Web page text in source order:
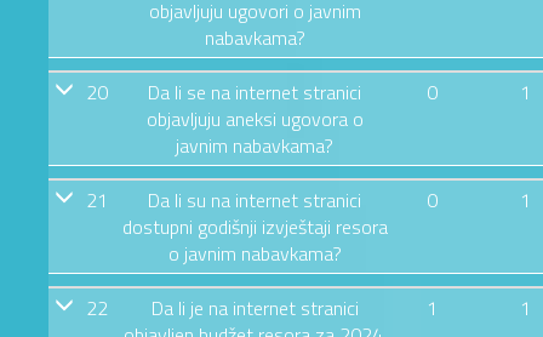
objavljuju ugovori o javnim
nabavkama?
20
Da li se na internet stranici
objavljuju aneksi ugovora o
javnim nabavkama?
0 1
21
Da li su na internet stranici
dostupni godišnji izvještaji resora
o javnim nabavkama?
0 1
22
Da li je na internet stranici
1 1